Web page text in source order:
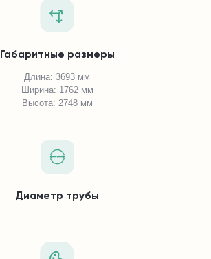
Габаритные размеры
Длина: 3693 мм
Ширина: 1762 мм
Высота: 2748 мм
Диаметр трубы